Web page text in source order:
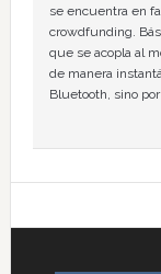
se encuentra en
crowdfunding.
que se acopla al
de manera
Bluetooth, sino por